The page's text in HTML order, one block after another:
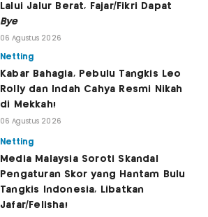
Lalui Jalur Berat, Fajar/Fikri Dapat
Bye
06 Agustus 2026
Netting
Kabar Bahagia, Pebulu Tangkis Leo
Rolly dan Indah Cahya Resmi Nikah
di Mekkah!
06 Agustus 2026
Netting
Media Malaysia Soroti Skandal
Pengaturan Skor yang Hantam Bulu
Tangkis Indonesia, Libatkan
Jafar/Felisha!